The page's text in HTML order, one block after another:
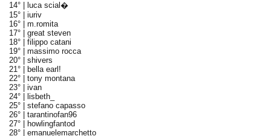
14° |
luca scial�
15° | iuriv
16° | m.romita
17° | great steven
18° | filippo catani
19° | massimo rocca
20° | shivers
21° |
bella earl!
22° | tony montana
23° | ivan
24° |
lisbeth_
25° | stefano capasso
26° | tarantinofan96
27° |
howlingfantod
28° | emanuelemarchetto